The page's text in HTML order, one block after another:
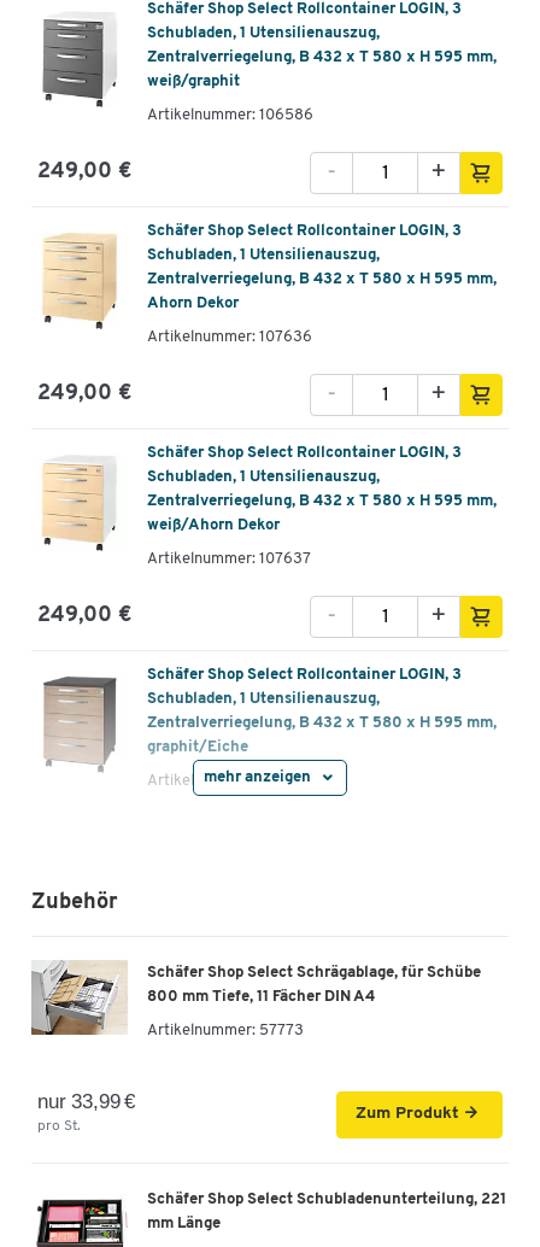
Schäfer Shop Select Rollcontainer LOGIN, 3
Schubladen, 1 Utensilienauszug,
Zentralverriegelung, B 432 x T 580 x H 595 mm,
weiß/graphit
Artikelnummer: 106586
249,00 € +
-
Schäfer Shop Select Rollcontainer LOGIN, 3
Schubladen, 1 Utensilienauszug,
Zentralverriegelung, B 432 x T 580 x H 595 mm,
Ahorn Dekor
Artikelnummer: 107636
249,00 € +
-
Schäfer Shop Select Rollcontainer LOGIN, 3
Schubladen, 1 Utensilienauszug,
Zentralverriegelung, B 432 x T 580 x H 595 mm,
weiß/Ahorn Dekor
Artikelnummer: 107637
249,00 € +
-
Schäfer Shop Select Rollcontainer LOGIN, 3
Schubladen, 1 Utensilienauszug,
Zentralverriegelung, B 432 x T 580 x H 595 mm,
graphit/Eiche
Artikelnummer: 113864
weiß/Eiche
Artikelnummer: 114799
mehr anzeigen
Zubehör
Schäfer Shop Select Schrägablage, für Schübe
800 mm Tiefe, 11 Fächer DIN A4
Artikelnummer: 57773
nur 33,99 €
pro St.
Zum Produkt
Schäfer Shop Select Schubladenunterteilung, 221
mm Länge